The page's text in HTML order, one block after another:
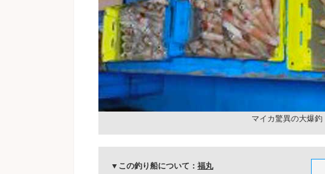
マイカ驚異の大爆釣
▼この釣り船について： 福丸